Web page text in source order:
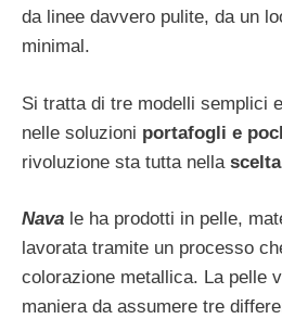
da linee davvero pulite, da un
minimal.
Si tratta di tre modelli semplici
nelle soluzioni portafogli e
rivoluzione sta tutta nella
Nava le ha prodotti in pelle,
lavorata tramite un processo
colorazione metallica. La pelle
maniera da assumere tre